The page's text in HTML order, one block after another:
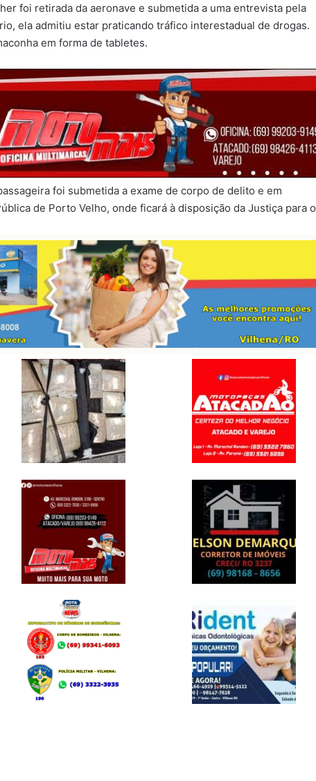
foi retirada da aeronave e submetida a uma entrevista pela
ela admitiu estar praticando tráfico interestadual de drogas.
em forma de tabletes.
foi submetida a exame de corpo de delito e em
de Porto Velho, onde ficará à disposição da Justiça para o